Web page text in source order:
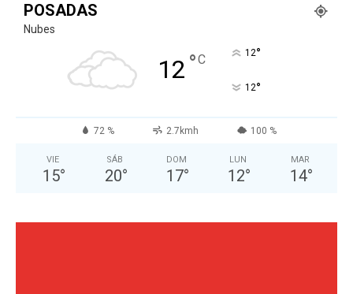
POSADAS
Nubes
12 °C 12°
12°
72 % 2.7kmh 100 %
VIE
15°
SÁB
20°
DOM
17°
LUN
12°
MAR
14°